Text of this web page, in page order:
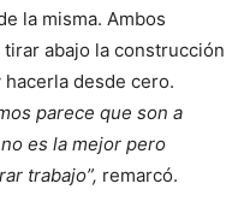
la misma. Ambos
abajo la construcción
desde cero.
parece que son a
es la mejor pero
trabajo”, remarcó.